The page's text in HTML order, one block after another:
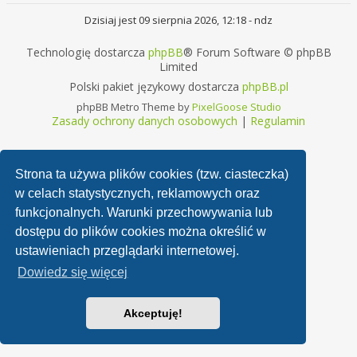
Strona ta używa plików cookies (tzw. ciasteczka)
w celach statystycznych, reklamowych oraz
funkcjonalnych. Warunki przechowywania lub
dostępu do plików cookies można określić w
ustawieniach przeglądarki internetowej.
Dowiedz się więcej
Akceptuję!
Dzisiaj jest 09 sierpnia 2026, 12:18 - ndz
Technologię dostarcza phpBB® Forum Software © phpBB
Limited
Polski pakiet językowy dostarcza phpBB.pl
phpBB Metro Theme byPixelGoose Studio
Zasady ochrony danych osobowych | Regulamin